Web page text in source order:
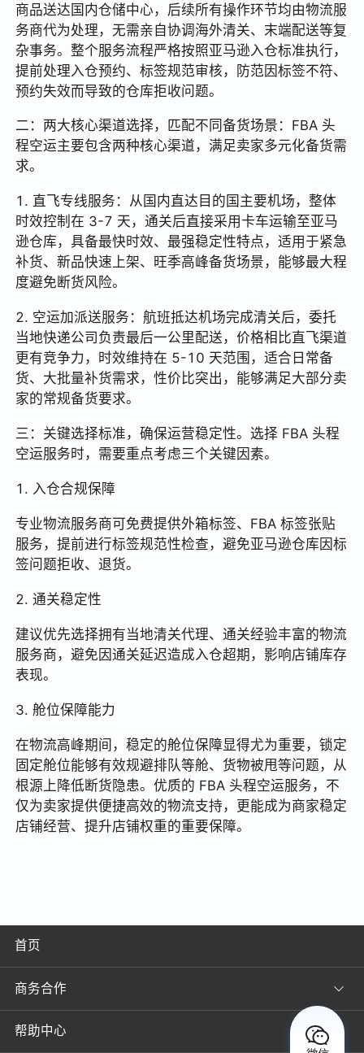
商品送达国内仓储中心，后续所有操作环节均由物流服
务商代为处理，无需亲自协调海外清关、末端配送等复
杂事务。整个服务流程严格按照亚马逊入仓标准执行，
提前处理入仓预约、标签规范审核，防范因标签不符、
预约失效而导致的仓库拒收问题。
二：两大核心渠道选择，匹配不同备货场景：FBA 头
程空运主要包含两种核心渠道，满足卖家多元化备货需
求。
1. 直飞专线服务：从国内直达目的国主要机场，整体
时效控制在 3-7 天，通关后直接采用卡车运输至亚马
逊仓库，具备最快时效、最强稳定性特点，适用于紧急
补货、新品快速上架、旺季高峰备货场景，能够最大程
度避免断货风险。
2. 空运加派送服务：航班抵达机场完成清关后，委托
当地快递公司负责最后一公里配送，价格相比直飞渠道
更有竞争力，时效维持在 5-10 天范围，适合日常备
货、大批量补货需求，性价比突出，能够满足大部分卖
家的常规备货要求。
三：关键选择标准，确保运营稳定性。选择 FBA 头程
空运服务时，需要重点考虑三个关键因素。
1. 入仓合规保障
专业物流服务商可免费提供外箱标签、FBA 标签张贴
服务，提前进行标签规范性检查，避免亚马逊仓库因标
签问题拒收、退货。
2. 通关稳定性
建议优先选择拥有当地清关代理、通关经验丰富的物流
服务商，避免因通关延迟造成入仓超期，影响店铺库存
表现。
3. 舱位保障能力
在物流高峰期间，稳定的舱位保障显得尤为重要，锁定
固定舱位能够有效规避排队等舱、货物被甩等问题，从
根源上降低断货隐患。优质的 FBA 头程空运服务，不
仅为卖家提供便捷高效的物流支持，更能成为商家稳定
店铺经营、提升店铺权重的重要保障。
首页
商务合作
帮助中心